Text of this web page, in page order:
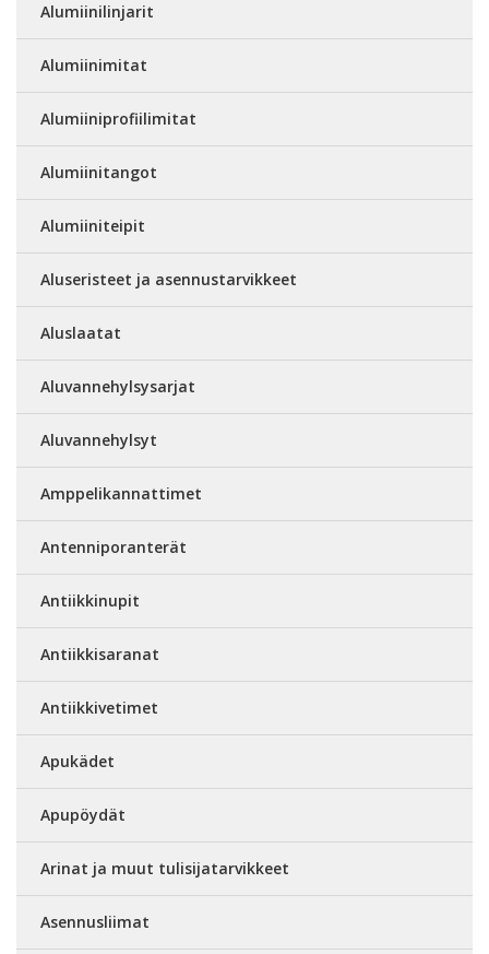
Alumiinilinjarit
Alumiinimitat
Alumiiniprofiilimitat
Alumiinitangot
Alumiiniteipit
Aluseristeet ja asennustarvikkeet
Aluslaatat
Aluvannehylsysarjat
Aluvannehylsyt
Amppelikannattimet
Antenniporanterät
Antiikkinupit
Antiikkisaranat
Antiikkivetimet
Apukädet
Apupöydät
Arinat ja muut tulisijatarvikkeet
Asennusliimat